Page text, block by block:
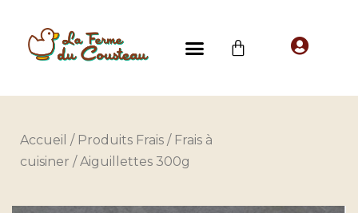
Accueil / Produits Frais / Frais à
cuisiner / Aiguillettes 300g